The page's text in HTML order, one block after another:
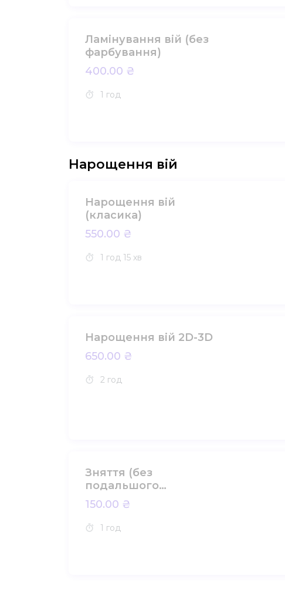
Ламінування вій (без
фарбування)
400.00 ₴
1 год
Нарощення вій
Нарощення вій
(класика)
550.00 ₴
1 год 15 хв
Нарощення вій 2D-3D
650.00 ₴
2 год
Зняття (без
подальшого
нарощення)
150.00 ₴
1 год